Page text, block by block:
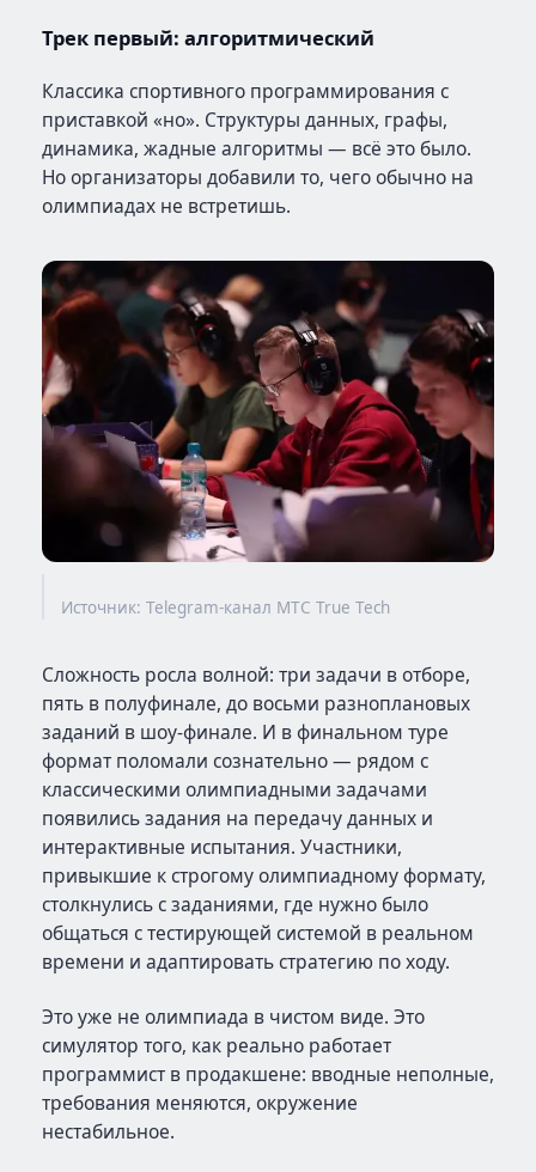
Трек первый: алгоритмический
Классика спортивного программирования с
приставкой «но». Структуры данных, графы,
динамика, жадные алгоритмы — всё это было.
Но организаторы добавили то, чего обычно на
олимпиадах не встретишь.
Источник: Telegram-канал МТС True Tech
Сложность росла волной: три задачи в отборе,
пять в полуфинале, до восьми разноплановых
заданий в шоу-финале. И в финальном туре
формат поломали сознательно — рядом с
классическими олимпиадными задачами
появились задания на передачу данных и
интерактивные испытания. Участники,
привыкшие к строгому олимпиадному формату,
столкнулись с заданиями, где нужно было
общаться с тестирующей системой в реальном
времени и адаптировать стратегию по ходу.
Это уже не олимпиада в чистом виде. Это
симулятор того, как реально работает
программист в продакшене: вводные неполные,
требования меняются, окружение
нестабильное.